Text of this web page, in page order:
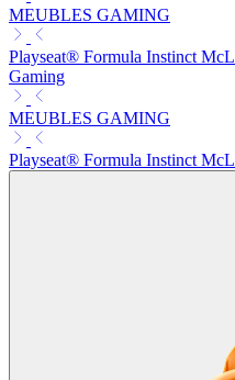
MEUBLES GAMING
Playseat® Formula Instinct
Gaming
MEUBLES GAMING
Playseat® Formula Instinct